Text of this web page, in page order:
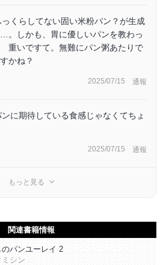
くらしてない固い米粉パン？が生成
。しかも、胃に優しいパンを教わっ
重いですて。無難にパン粥あたりで
かね？
2025/07/15 通報
に期待している食感じゃなくてちょ
2025/07/15 通報
もっと見る
関連書籍情報
のパンユーレイ 2
ミシン